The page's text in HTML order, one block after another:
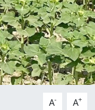
A- A+